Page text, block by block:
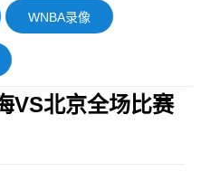
WNBA录像
VS北京全场比赛